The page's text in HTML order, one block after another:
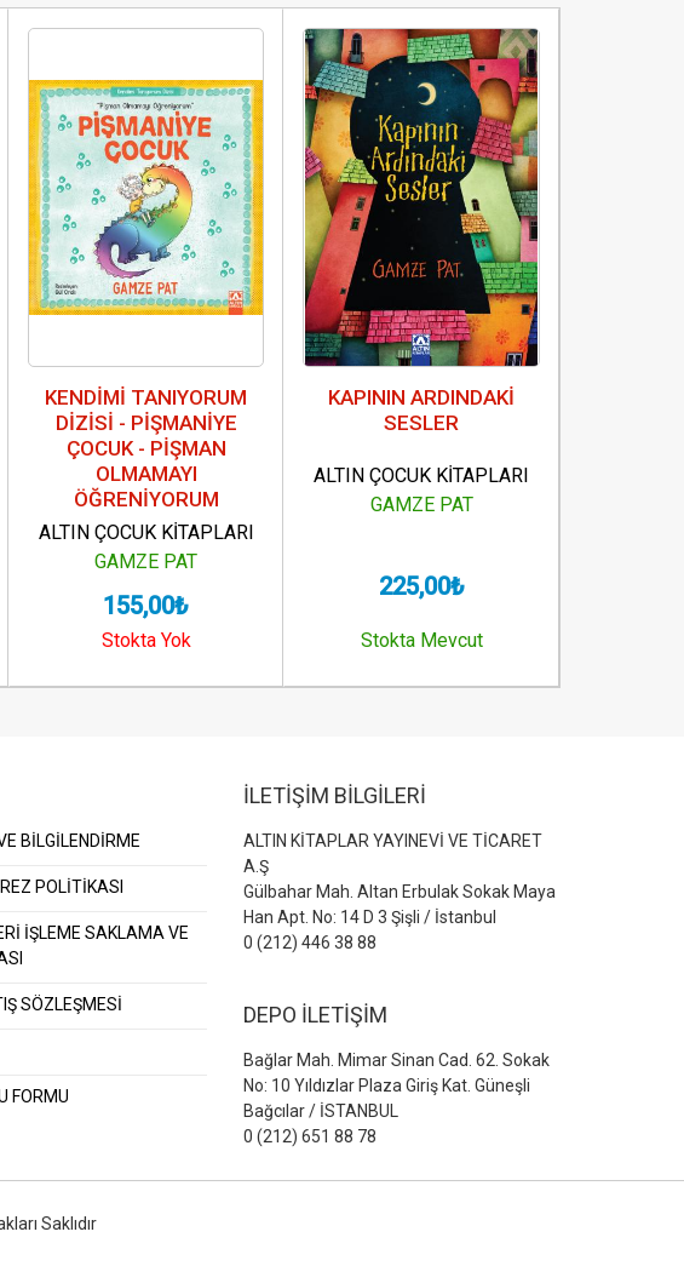
KENDİMİ TANIYORUM
DİZİSİ - PİŞMANİYE
ÇOCUK - PİŞMAN
OLMAMAYI
ÖĞRENİYORUM
ALTIN ÇOCUK KİTAPLARI
GAMZE PAT
155,00₺
Stokta Yok
KAPININ ARDINDAKİ
SESLER
ALTIN ÇOCUK KİTAPLARI
GAMZE PAT
225,00₺
Stokta Mevcut
BİLGİLENDİRME
POLİTİKASI
İŞLEME SAKLAMA VE
SÖZLEŞMESİ
FORMU
İLETİŞİM BİLGİLERİ
ALTIN KİTAPLAR YAYINEVİ VE TİCARET
A.Ş
Gülbahar Mah. Altan Erbulak Sokak Maya
Han Apt. No: 14 D 3 Şişli / İstanbul
0 (212) 446 38 88
DEPO İLETİŞİM
Bağlar Mah. Mimar Sinan Cad. 62. Sokak
No: 10 Yıldızlar Plaza Giriş Kat. Güneşli
Bağcılar / İSTANBUL
0 (212) 651 88 78
Saklıdır